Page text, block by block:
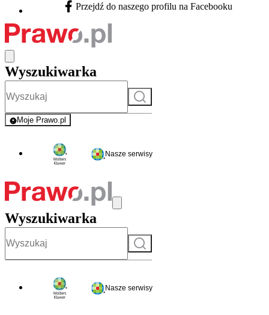
Facebook - otwiera się w nowej karcie
Przejdź do naszego profilu na Facebooku
Wyszukiwarka
Szukaj
Moje Prawo.pl
- rejestracja i logowanie do serwisu
Nasze serwisy
Wyszukiwarka
Szukaj
Nasze serwisy